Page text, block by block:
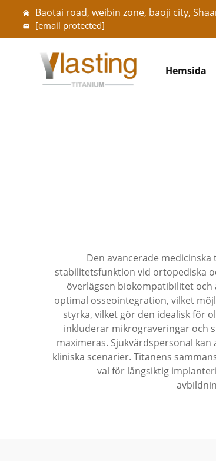
Baotai road, weibin zone, baoji city,
[email protected]
Hemsida
Den avancerade
stabilitetsfunktion vid ortopediska
överlägsen biokompatibilitet
optimal osseointegration, vilket
styrka, vilket gör den idealisk för
inkluderar mikrograveringar och
maximeras. Sjukvårdspersonal
kliniska scenarier. Titanens
val för långsiktig